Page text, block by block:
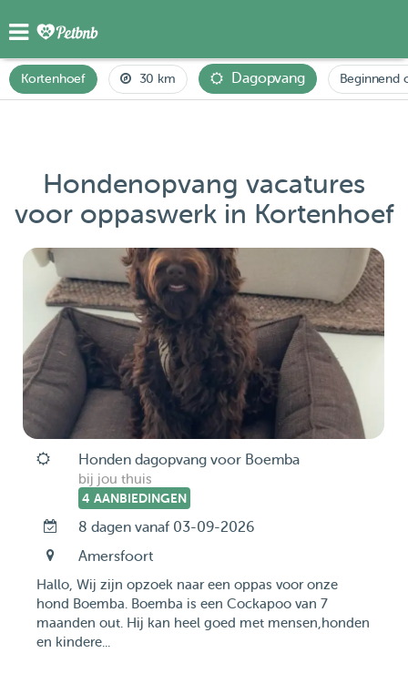
Kortenhoef 30 km Dagopvang Beginnend
Hondenopvang vacatures
voor oppaswerk in Kortenhoef
Honden dagopvang voor Boemba
bij jou thuis
4 AANBIEDINGEN
8 dagen vanaf 03-09-2026
Amersfoort
Hallo, Wij zijn opzoek naar een oppas voor onze
hond Boemba. Boemba is een Cockapoo van 7
maanden out. Hij kan heel goed met mensen,honden
en kindere...